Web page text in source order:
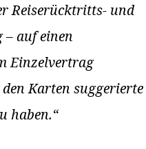
Reiserücktritts- und
– auf einen
Einzelvertrag
Karten suggerierte
haben.“